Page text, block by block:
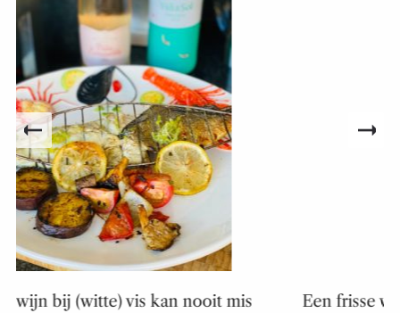
Een frisse wijn met een lekker sappige en fruitige